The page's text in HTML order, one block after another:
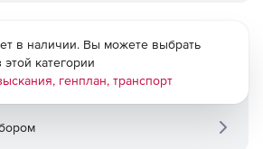
в наличии. Вы можете выбрать
категории
генплан, транспорт